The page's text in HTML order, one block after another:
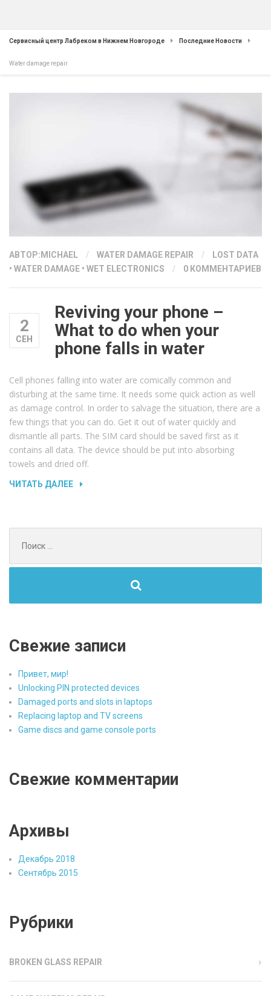
Сервисный центр Лабреком в Нижнем Новгороде Последние Новости
Water damage repair
АВТОР: MICHAEL / WATER DAMAGE REPAIR /
LOST DATA
• WATER DAMAGE • WET ELECTRONICS / 0 КОММЕНТАРИЕВ
2
СЕН
Reviving your phone –
What to do when your
phone falls in water
Cell phones falling into water are comically common and
disturbing at the same time. It needs some quick action as well
as damage control. In order to salvage the situation, there are a
few things that you can do. Get it out of water quickly and
dismantle all parts. The SIM card should be saved first as it
contains all data. The device should be put into absorbing
towels and dried off.
ЧИТАТЬ ДАЛЕЕ«REVIVING
DO
WATER»
для:
Свежие записи
Привет, мир!
Unlocking PIN protected devices
Damaged ports and slots in laptops
Replacing laptop and TV screens
Game discs and game console ports
Свежие комментарии
Архивы
Декабрь 2018
Сентябрь 2015
Рубрики
BROKEN GLASS REPAIR